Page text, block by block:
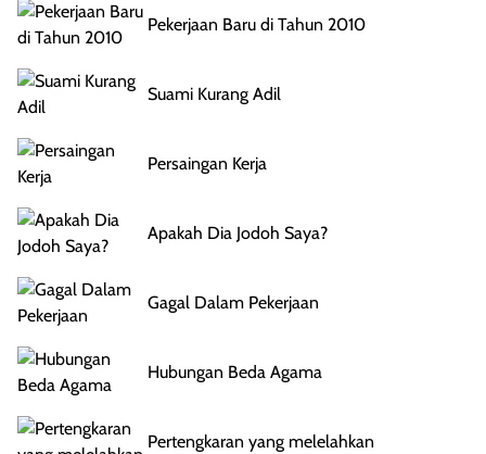
Pekerjaan Baru di Tahun 2010
Suami Kurang Adil
Persaingan Kerja
Apakah Dia Jodoh Saya?
Gagal Dalam Pekerjaan
Hubungan Beda Agama
Pertengkaran yang melelahkan